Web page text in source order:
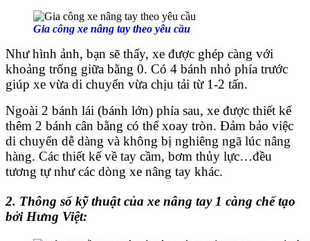
Gia công xe nâng tay theo yêu cầu
Như hình ảnh, bạn sẽ thấy, xe được ghép càng với
khoảng trống giữa bằng 0. Có 4 bánh nhỏ phía trước
giúp xe vừa di chuyển vừa chịu tải từ 1-2 tấn.
Ngoài 2 bánh lái (bánh lớn) phía sau, xe được thiết kế
thêm 2 bánh cân bằng có thể xoay tròn. Đảm bảo việc
di chuyển dễ dàng và không bị nghiêng ngã lúc nâng
hàng. Các thiết kế về tay cầm, bơm thủy lực…đều
tương tự như các dòng xe nâng tay khác.
2. Thông số kỹ thuật của xe nâng tay 1 càng chế tạo
bởi Hưng Việt: